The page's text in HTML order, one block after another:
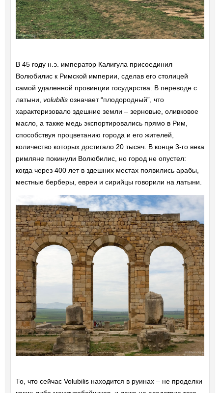
В 45 году н.э. император Калигула присоединил
Волюбилис к Римской империи, сделав его столицей
самой удаленной провинции государства. В переводе с
латыни, volubilisозначает “плодородный”, что
характеризовало здешние земли – зерновые, оливковое
масло, а также медь экспортировались прямо в Рим,
способствуя процветанию города и его жителей,
количество которых достигало 20 тысяч. В конце 3-го века
римляне покинули Волюбилис, но город не опустел:
когда через 400 лет в здешних местах появились арабы,
местные берберы, евреи и сирийцы говорили на латыни.
То, что сейчас Volubilis находится в руинах – не проделки